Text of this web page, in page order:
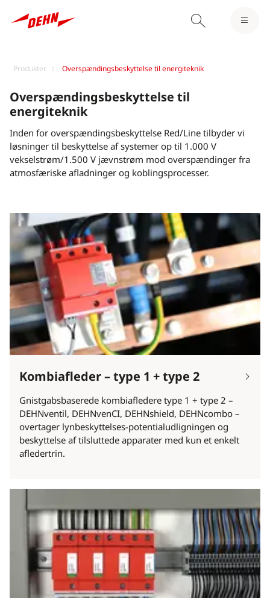
Produkter Overspændingsbeskyttelse til energiteknik
Overspændingsbeskyttelse til
energiteknik
Inden for overspændingsbeskyttelse Red/Line tilbyder vi
løsninger til beskyttelse af systemer op til 1.000 V
vekselstrøm/1.500 V jævnstrøm mod overspændinger fra
atmosfæriske afladninger og koblingsprocesser.
Kombiafleder – type 1 + type 2
Gnistgabsbaserede kombiafledere type 1 + type 2 –
DEHNventil, DEHNvenCI, DEHNshield, DEHNcombo –
overtager lynbeskyttelses-potentialudligningen og
beskyttelse af tilsluttede apparater med kun et enkelt
afledertrin.